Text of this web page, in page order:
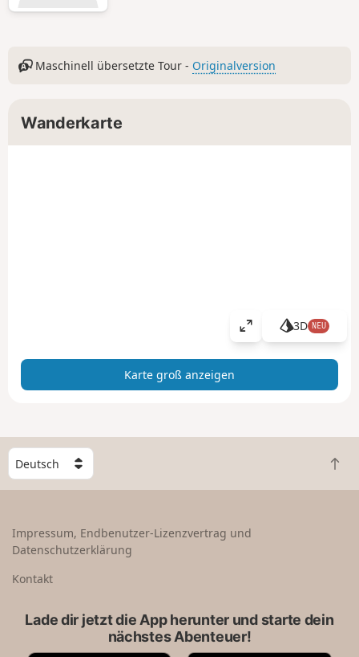
Maschinell übersetzte Tour - Originalversion
Wanderkarte
K
r
e
3D NEU
Karte groß anzeigen
W
ä
h
e
n
Z
u
Impressum, Endbenutzer-Lizenzvertrag und
Datenschutzerklärung
Kontakt
Lade dir jetzt die App herunter und starte dein
nächstes Abenteuer!